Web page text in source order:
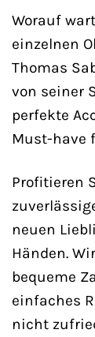
Worauf
einzelnen
Thomas
von seiner
perfekte
Must-have
Profitieren
neuen
Händen.
bequeme
einfaches
nicht